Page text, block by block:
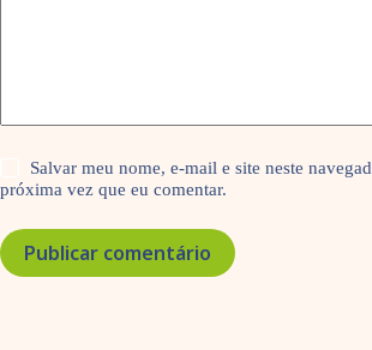
Salvar meu nome, e-mail e site neste
próxima vez que eu comentar.
Publicar comentário